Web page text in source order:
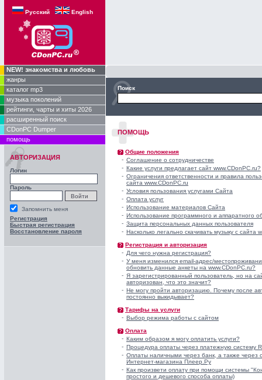
Русский English
NEW! знакомства и любовь
жанры
каталог mp3
музыка поколений
рейтинги, чарты и хиты 2026
расширенный поиск
CDonPC Dumper
помощь
АВТОРИЗАЦИЯ
Логин
Пароль
Запомнить меня
Регистрация
Быстрая регистрация
Восстановление пароля
Поиск
ПОМОЩЬ
Общие положения
- Соглашение о сотрудничестве
- Какие услуги предлагает сайт www.CDonPC.ru?
- Ограничения ответственности и правила
сайта www.CDonPC.ru
- Условия пользования услугами Сайта
- Оплата услуг
- Использование материалов Сайта
- Использование программного и аппаратного
- Защита персональных данных пользователя
- Насколько легально скачивать музыку с сайта
Регистрация и авторизация
- Для чего нужна регистрация?
- У меня изменился email-адрес/
обновить данные анкеты на www.CDonPC.ru?
- Я зарегистрированный пользователь, но на
авторизован, что это значит?
- Не могу пройти авторизацию. Почему после
постоянно выкидывает?
Тарифы на услуги
- Выбор режима работы с сайтом
Оплата
- Каким образом я могу оплатить услуги?
- Процедура оплаты через платежную систему
- Оплаты наличными через банк, а также через
Интернет-магазина Плеер.Ру
- Как произвети оплату при помощи системы
простого и дешевого способа оплаты)